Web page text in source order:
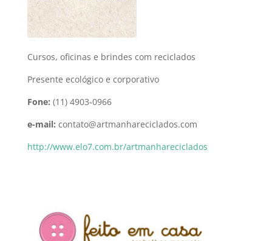
Cursos, oficinas e brindes com reciclados
Presente ecológico e corporativo
Fone: (11) 4903-0966
e-mail: contato@artmanhareciclados.com
http://www.elo7.com.br/artmanhareciclados